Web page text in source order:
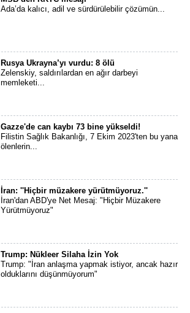
Ada’da kalıcı, adil ve sürdürülebilir çözümün...
Rusya Ukrayna’yı vurdu: 8 ölü
Zelenskiy, saldırılardan en ağır darbeyi
memleketi...
Gazze'de can kaybı 73 bine yükseldi!
Filistin Sağlık Bakanlığı, 7 Ekim 2023'ten bu yana
ölenlerin...
İran: ''Hiçbir müzakere yürütmüyoruz.''
İran'dan ABD'ye Net Mesaj: "Hiçbir Müzakere
Yürütmüyoruz"
Trump: Nükleer Silaha İzin Yok
Trump: "İran anlaşma yapmak istiyor, ancak hazır
olduklarını düşünmüyorum"